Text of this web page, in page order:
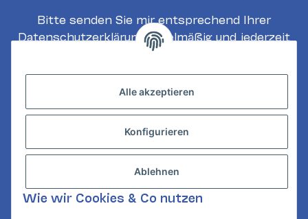
Bitte senden Sie mir entsprechend Ihrer
Datenschutzerklärungregelmäßig und jederzeit
widerruflich Informationen zu Ihrem
GESETZLICHE INFORMATIONEN
KONTAKT
Alle akzeptieren
Konfigurieren
Ablehnen
Wie wir Cookies & Co nutzen